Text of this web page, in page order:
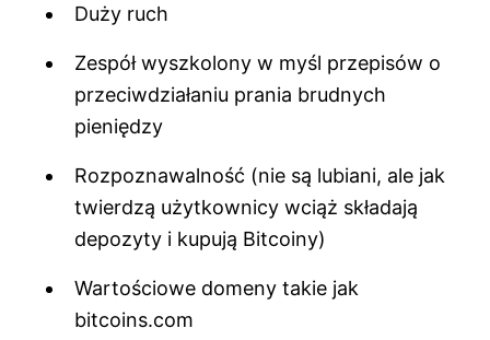
Duży ruch
Zespół wyszkolony w myśl przepisów o
przeciwdziałaniu prania brudnych
pieniędzy
Rozpoznawalność (nie są lubiani, ale jak
twierdzą użytkownicy wciąż składają
depozyty i kupują Bitcoiny)
Wartościowe domeny takie jak
bitcoins.com